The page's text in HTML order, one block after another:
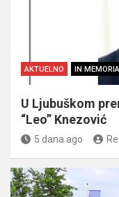
AKTUELNO IN
U Ljubuškom
“Leo” Knezović
5 dana ago